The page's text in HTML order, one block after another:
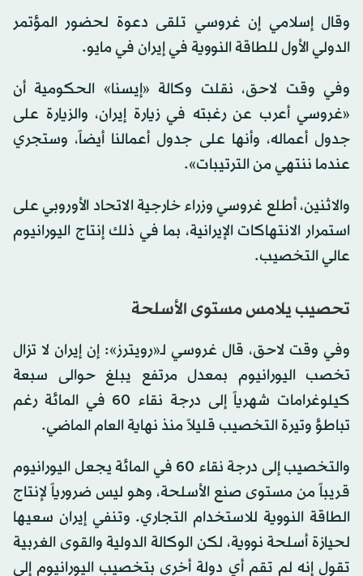
وقال إسلامي إن غروسي تلقى دعوة لحضور المؤتمر
الدولي الأول للطاقة النووية في إيران في مايو.
وفي وقت لاحق، نقلت وكالة «إيسنا» الحكومية أن
«غروسي أعرب عن رغبته في زيارة إيران، والزيارة على
جدول أعماله، وأنها على جدول أعمالنا أيضاً، وستجري
عندما ننتهي من الترتيبات».
والاثنين، أطلع غروسي وزراء خارجية الاتحاد الأوروبي على
استمرار الانتهاكات الإيرانية، بما في ذلك إنتاج اليورانيوم
عالي التخصيب.
تحصيب يلامس مستوى الأسلحة
وفي وقت لاحق، قال غروسي لـ«رويترز»: إن إيران لا تزال
تخصب اليورانيوم بمعدل مرتفع يبلغ حوالى سبعة
كيلوغرامات شهرياً إلى درجة نقاء 60 في المائة رغم
تباطؤ وتيرة التخصيب قليلاً منذ نهاية العام الماضي.
والتخصيب إلى درجة نقاء 60 في المائة يجعل اليورانيوم
قريباً من مستوى صنع الأسلحة، وهو ليس ضرورياً لإنتاج
الطاقة النووية للاستخدام التجاري. وتنفي إيران سعيها
لحيازة أسلحة نووية، لكن الوكالة الدولية والقوى الغربية
تقول إنه لم تقم أي دولة أخرى بتخصيب اليورانيوم إلى